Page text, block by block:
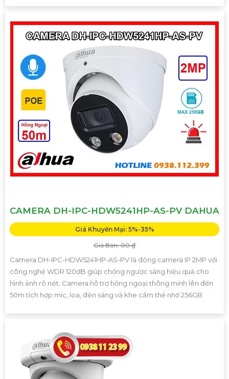
CAMERA DH-IPC-HDW5241HP-AS-PV DAHUA
Giá Khuyến Mại: 5%-35%
Giá Bán: 00 ₫
Camera DH-IPC-HDW5241HP-AS-PV là dòng camera IP 2MP với
công nghệ WDR 120dB giúp chống ngược sáng hiệu quả cho
hình ảnh rõ nét. Camera hỗ trợ hồng ngoại thông minh lên đến
50m tích hợp mic, loa, đèn sáng và khe cắm thẻ nhớ 256GB